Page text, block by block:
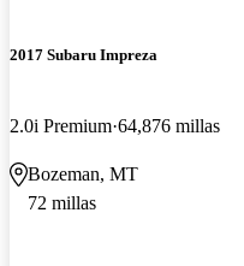
2017 Subaru Impreza
2.0i Premium 64,876 millas
Bozeman, MT
72 millas